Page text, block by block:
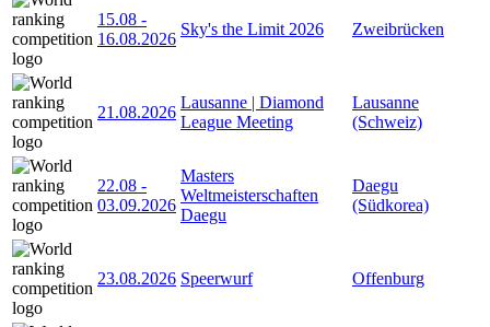
15.08 -
16.08.2026
Sky's the Limit 2026 Zweibrücken
21.08.2026
Lausanne | Diamond
League Meeting
Lausanne
(Schweiz)
22.08 -
03.09.2026
Masters
Weltmeisterschaften
Daegu
Daegu
(Südkorea)
23.08.2026 Speerwurf Offenburg